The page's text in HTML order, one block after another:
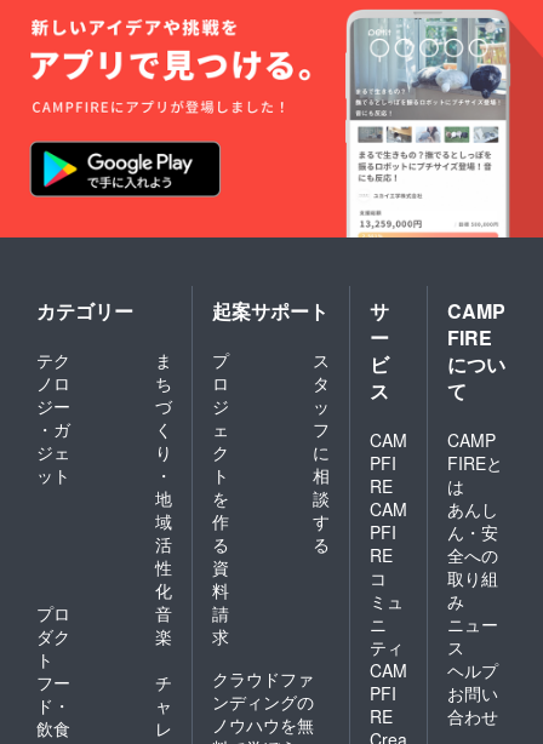
ぶとともに、そこに立
ち続ける力強さを感じ
取っていました。行程
の最後に訪れた世界平
和記念聖堂では、幸運
にもオルガニストの演
雰囲気の中で、世界か
願いを知ることとなり
ました。桂さん親子
は、菜奈さんが作文に
書いた「奇跡のピアノ
とバイオリン」と対面
することを楽しみにし
ていました。そして、
広島の人々に感謝の気
持ちを伝えたい、と2
つの曲を準備してくれ
ていました。菜奈さん
は、まだ3/4サイズの
るため自身のバイオリ
ンを、そして純子さん
ら、ぜひ広島に来てほ
しい」と呼びかけまし
た。最後に、番組「パ
ルチコフさんのヴァイ
オリン」を製作した広
島市立牛田中学校PC
放送部の3人からのビ
ら平和を学べる大切な
訪問地まで、祝福と励
ましの言葉に乗せて、
コミカルに伝えてくれ
ました。・・・・・広
島原爆投下から76年の
夏、このプロジェクト
の一連のイベントはこ
れで一旦終了になりま
す。あとは、コロナ感
染状況を見て、大賞賞
品である菜奈さんの
「広島への旅」実施を
楽しみに待つばかりで
す。その頃、NPT再検
https://peaceboat.org/
38876.html
カテゴリー
テク
ノロ
ジー
・ガ
ジェ
ット
ま
ち
づ
く
り
・
地
域
活
性
化
プロ
ダク
ト
音
楽
フー
ド・
飲食
チ
ャ
レ
起案サポート
プ
ロ
ジ
ェ
ク
ト
を
作
る
ス
タ
ッ
フ
に
相
談
す
る
資
料
請
求
クラウドファ
ンディングの
ノウハウを無
サ
ー
ビ
ス
CAM
PFI
RE
CAM
PFI
RE
コ
ミュ
ニ
ティ
CAM
PFI
RE
Crea
CAMP
FIRE
につい
て
CAMP
FIREと
は
あんし
ん・安
全への
取り組
み
ニュー
ス
ヘルプ
お問い
合わせ